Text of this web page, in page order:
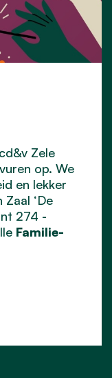
Zele
op. We
en lekker
‘De
274 -
Familie-